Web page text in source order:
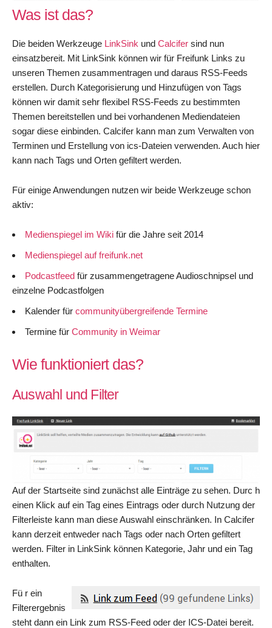
Was ist das?
Die beiden Werkzeuge LinkSink und Calcifer sind nun
einsatzbereit. Mit LinkSink können wir für Freifunk Links zu
unseren Themen zusammentragen und daraus RSS-Feeds
erstellen. Durch Kategorisierung und Hinzufügen von Tags
können wir damit sehr flexibel RSS-Feeds zu bestimmten
Themen bereitstellen und bei vorhandenen Mediendateien
sogar diese einbinden. Calcifer kann man zum Verwalten von
Terminen und Erstellung von ics-Dateien verwenden. Auch hier
kann nach Tags und Orten gefiltert werden.
Für einige Anwendungen nutzen wir beide Werkzeuge schon
aktiv:
Medienspiegel im Wiki für die Jahre seit 2014
Medienspiegel auf freifunk.net
Podcastfeed für zusammengetragene Audioschnipsel und
einzelne Podcastfolgen
Kalender für communityübergreifende Termine
Termine für Community in Weimar
Wie funktioniert das?
Auswahl und Filter
Auf der Startseite sind zunächst alle Einträge zu sehen. Durc h
einen Klick auf ein Tag eines Eintrags oder durch Nutzung der
Filterleiste kann man diese Auswahl einschränken. In Calcifer
kann derzeit entweder nach Tags oder nach Orten gefiltert
werden. Filter in LinkSink können Kategorie, Jahr und ein Tag
enthalten.
Fü r ein
Filterergebnis
steht dann ein Link zum RSS-Feed oder der ICS-Datei bereit.